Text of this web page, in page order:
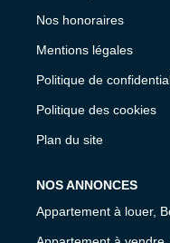
Nos honoraires
Mentions légales
Politique de
Politique des cookies
Plan du site
NOS ANNONCES
Appartement à louer,